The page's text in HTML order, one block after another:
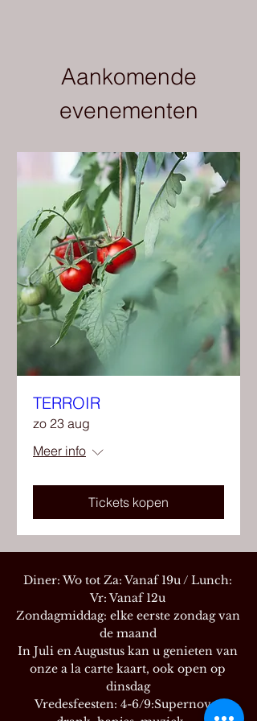
Aankomende
evenementen
TERROIR
zo 23 aug
Meer info
Tickets kopen
Diner: Wo tot Za: Vanaf 19u / Lunch:
Vr: Vanaf 12u
Zondagmiddag: elke eerste zondag van
de maand
In Juli en Augustus kan u genieten van
onze a la carte kaart, ook open op
dinsdag
Vredesfeesten: 4-6/9:Supernova: